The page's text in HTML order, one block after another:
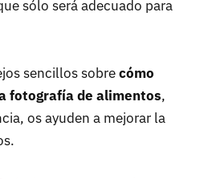
sólo será adecuado para
sencillos sobrecómo
fotografía de alimentos,
os ayuden a mejorar la